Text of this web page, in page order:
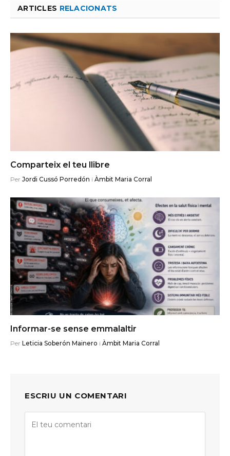
ARTICLES RELACIONATS
Comparteix el teu llibre
Per Jordi Cussó Porredón i Àmbit Maria Corral
Informar-se sense emmalaltir
Per Leticia Soberón Mainero i Àmbit Maria Corral
ESCRIU UN COMENTARI